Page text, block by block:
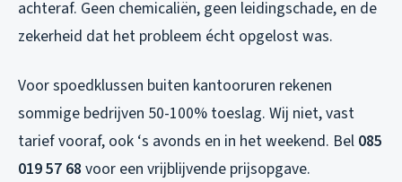
achteraf. Geen chemicaliën, geen leidingschade, en de
zekerheid dat het probleem écht opgelost was.
Voor spoedklussen buiten kantooruren rekenen
sommige bedrijven 50-100% toeslag. Wij niet, vast
tarief vooraf, ook ‘s avonds en in het weekend. Bel 085
019 57 68 voor een vrijblijvende prijsopgave.